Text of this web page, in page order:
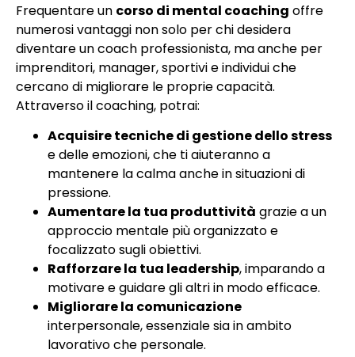
Frequentare un corso di mental coaching offre
numerosi vantaggi non solo per chi desidera
diventare un coach professionista, ma anche per
imprenditori, manager, sportivi e individui che
cercano di migliorare le proprie capacità.
Attraverso il coaching, potrai:
Acquisire tecniche di gestione dello stress
e delle emozioni, che ti aiuteranno a
mantenere la calma anche in situazioni di
pressione.
Aumentare la tua produttività grazie a un
approccio mentale più organizzato e
focalizzato sugli obiettivi.
Rafforzare la tua leadership, imparando a
motivare e guidare gli altri in modo efficace.
Migliorare la comunicazione
interpersonale, essenziale sia in ambito
lavorativo che personale.